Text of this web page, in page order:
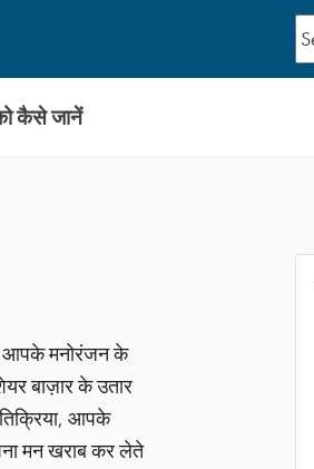
कैसे जानें
आपके मनोरंजन के
बाज़ार के उतार
आपके
मन खराब कर लेते